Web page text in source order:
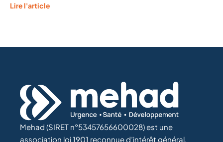
Lire l'article
Mehad (SIRET n°53457656600028) est une
association loi 1901 reconnue d’intérêt général.